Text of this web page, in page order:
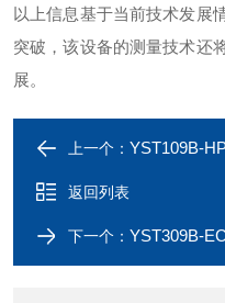
以上信息基于当前技术发展
突破，该设备的测量技术还
展。
上一个： YST109B-
返回列表
下一个： YST309B-